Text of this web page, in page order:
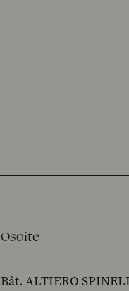
Osoite
Bât. ALTIERO